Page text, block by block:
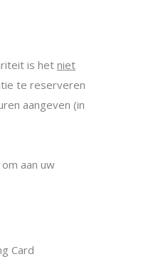
is het niet
te reserveren
aangeven (in
aan uw
Card